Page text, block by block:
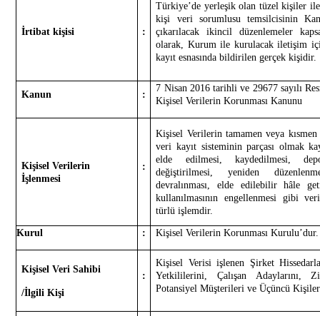
İrtibat kişisi :
Türkiye’de yerleşik olan tüzel kişiler
kişi veri sorumlusu temsilcisinin
çıkarılacak ikincil düzenlemeler
olarak, Kurum ile kurulacak iletişim
kayıt esnasında bildirilen gerçek kişidir.
Kanun :
7 Nisan 2016 tarihli ve 29677 sayılı
Kişisel Verilerin Korunması Kanunu
Kişisel Verilerin
İşlenmesi
:
Kişisel Verilerin tamamen veya
veri kayıt sisteminin parçası olmak
elde edilmesi, kaydedilmesi,
değiştirilmesi, yeniden
devralınması, elde edilebilir hâle
kullanılmasının engellenmesi gibi
türlü işlemdir.
Kurul : Kişisel Verilerin Korunması Kurulu’dur.
Kişisel Veri Sahibi
/İlgili Kişi
:
Kişisel Verisi işlenen Şirket
Yetkililerini, Çalışan Adaylarını,
Potansiyel Müşterileri ve Üçüncü